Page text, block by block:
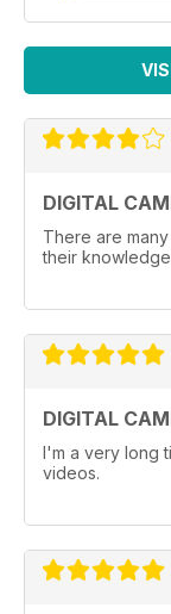
DIGITAL
There are
their knowledge
DIGITAL
I'm a very long
videos.